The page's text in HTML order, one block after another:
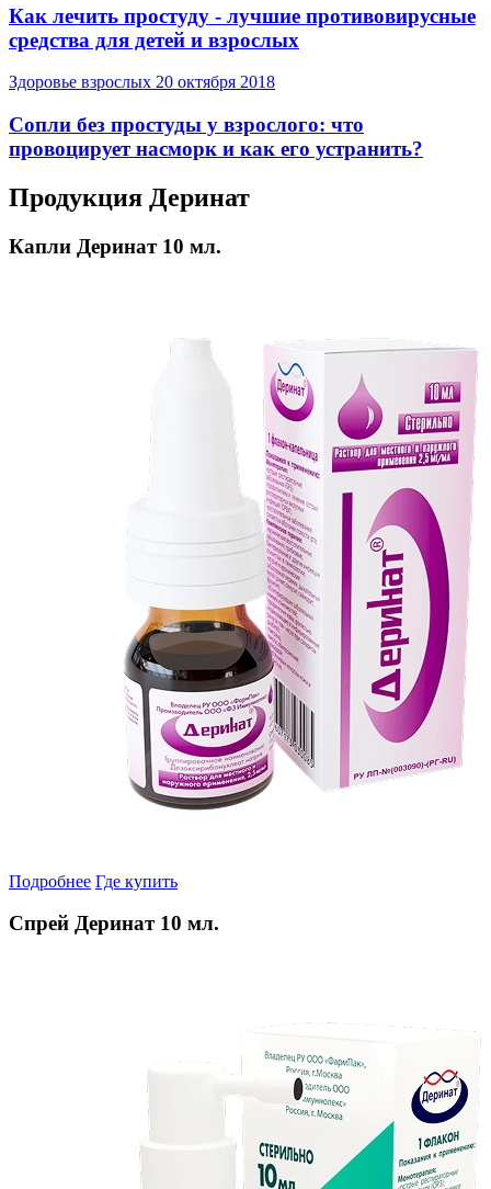
Как лечить простуду - лучшие противовирусные
средства для детей и взрослых
Здоровье взрослых 20 октября 2018
Сопли без простуды у взрослого: что
провоцирует насморк и как его устранить?
Продукция Деринат
Капли Деринат 10 мл.
Подробнее Где купить
Спрей Деринат 10 мл.